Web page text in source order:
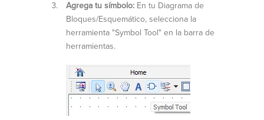
Agrega tu símbolo: En tu Diagrama de
Bloques/Esquemático, selecciona la
herramienta "Symbol Tool" en la barra de
herramientas.